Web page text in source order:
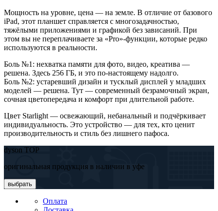
Мощность на уровне, цена — на земле. В отличие от базового
iPad, этот планшет справляется с многозадачностью,
тяжёлыми приложениями и графикой без зависаний. При
этом вы не переплачиваете за «Pro»-функции, которые редко
используются в реальности.
Боль №1: нехватка памяти для фото, видео, креатива —
решена. Здесь 256 ГБ, и это по-настоящему надолго.
Боль №2: устаревший дизайн и тусклый дисплей у младших
моделей — решена. Тут — современный безрамочный экран,
сочная цветопередача и комфорт при длительной работе.
Цвет Starlight — освежающий, небанальный и подчёркивает
индивидуальность. Это устройство — для тех, кто ценит
производительность и стиль без лишнего пафоса.
dyson TOP
оригинальная продукция в наличии в уфе
выбрать
Оплата